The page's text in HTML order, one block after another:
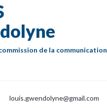
de la communication
louis.gwendolyne@gmail.com